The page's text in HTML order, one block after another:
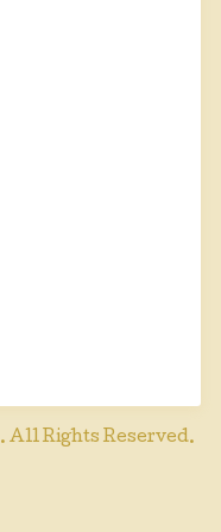
. All Rights Reserved.